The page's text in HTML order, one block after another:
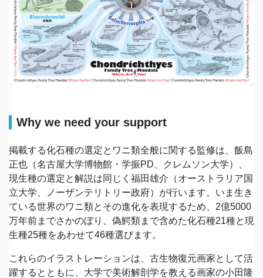
Why we need your support
掲載する化石種の選定とワニ類全般に関する監修は、飯島
正也（名古屋大学博物館・学振PD、クレムソン大学）、
現生種の選定と解説は同じく福田雄介（オーストラリア国
立大学、ノーザンテリトリー政府）が行います。いま生き
ている世界のワニ類とその進化を表現するため、2億5000
万年前までさかのぼり、偽鰐類まで含めた化石種21種と現
生種25種をあわせて46種選びます。
これらのイラストレーションは、古生物復元画家として活
躍するとともに、大学で美術解剖学を教える画家の小田隆